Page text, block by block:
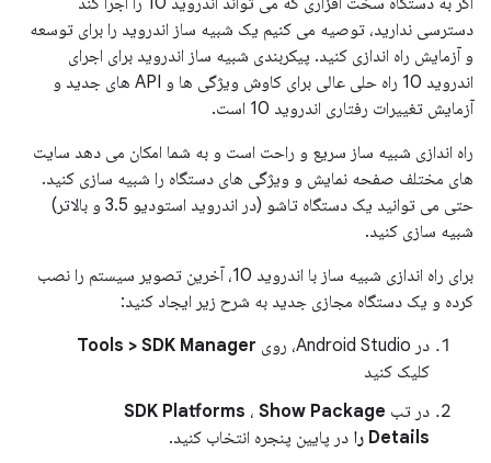
دسترسی ندارید، توصیه می کنیم یک شبیه ساز اندروید را برای توسعه
و آزمایش راه اندازی کنید. پیکربندی شبیه ساز اندروید برای اجرای
اندروید 10 راه حلی عالی برای کاوش ویژگی ها و API های جدید و
آزمایش تغییرات رفتاری اندروید 10 است.
راه اندازی شبیه ساز سریع و راحت است و به شما امکان می دهد سایت
های مختلف صفحه نمایش و ویژگی های دستگاه را شبیه سازی کنید.
حتی می توانید یک دستگاه تاشو (در اندروید استودیو 3.5 و بالاتر)
شبیه سازی کنید.
برای راه اندازی شبیه ساز با اندروید 10، آخرین تصویر سیستم را نصب
کرده و یک دستگاه مجازی جدید به شرح زیر ایجاد کنید:
در Android Studio، روی
Tools > SDK Manager
کلیک کنید
در تب
SDK Platforms ، Show Package
Details را
در پایین پنجره انتخاب کنید.